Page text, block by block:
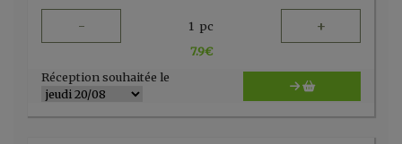
- 1 pc +
7.9€
Réception souhaitée le